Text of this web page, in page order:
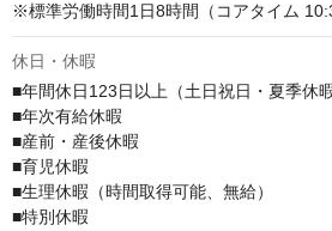
※標準労働時間1日8時間（コアタイム
休日・休暇
■年間休日123日以上（土日祝日・夏季休
■年次有給休暇
■産前・産後休暇
■育児休暇
■生理休暇（時間取得可能、無給）
■特別休暇